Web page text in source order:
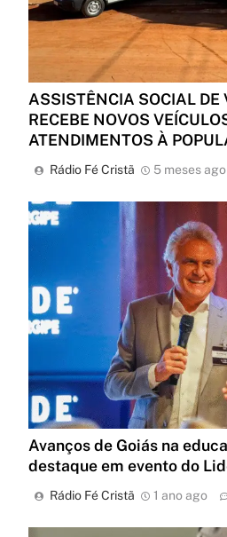
ASSISTÊNCIA SOCIAL DE
RECEBE NOVOS
ATENDIMENTOS À
Rádio Fé Cristã 5 meses ago
Avanços de Goiás na
destaque em evento do
Rádio Fé Cristã 1 ano ago